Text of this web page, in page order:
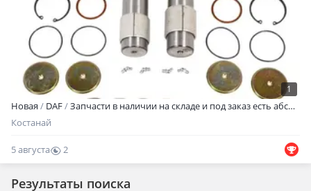
1
Новая DAF
Запчасти в наличии на складе и под заказ есть абсолютно все так же отправляем в регионы и за границу качественно быстро надежно николай
Костанай
5 августа
2
0
Результаты поиска